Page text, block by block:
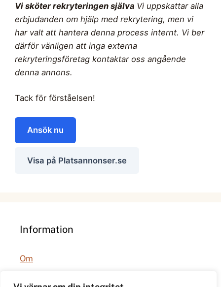
Vi sköter rekryteringen själva Vi uppskattar alla
erbjudanden om hjälp med rekrytering, men vi
har valt att hantera denna process internt. Vi ber
därför vänligen att inga externa
rekryteringsföretag kontaktar oss angående
denna annons.
Tack för förståelsen!
Ansök nu
Visa på Platsannonser.se
Information
Om